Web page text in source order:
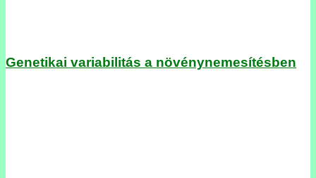
Genetikai variabilitás a növénynemesítésben